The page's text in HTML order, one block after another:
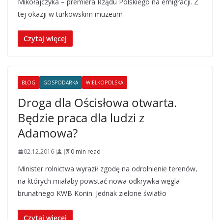
tej okazji w turkowskim muzeum
Czytaj więcej
BLOG GOSPODARKA WIELKOPOLSKA
Droga dla Ościsłowa otwarta.
Będzie praca dla ludzi z
Adamowa?
02.12.2016 0 min read
Minister rolnictwa wyraził zgodę na odrolnienie terenów,
na których miałaby powstać nowa odkrywka węgla
brunatnego KWB Konin. Jednak zielone światło
Czytaj więcej